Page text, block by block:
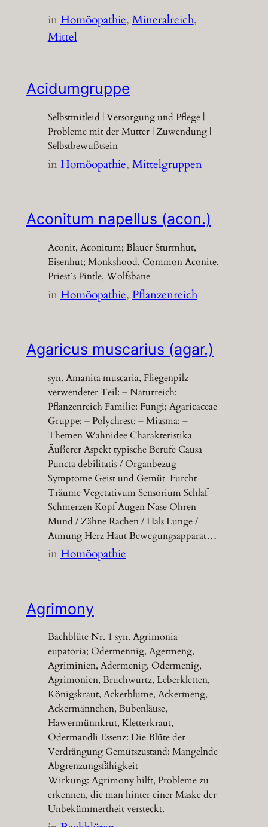
inHomöopathie, Mineralreich
Mittel
Acidumgruppe
Selbstmitleid | Versorgung und Pflege |
Probleme mit der Mutter | Zuwendung |
Selbstbewußtsein
inHomöopathie, Mittelgruppen
Aconitum napellus (acon.)
Aconit, Aconitum; Blauer Sturmhut,
Eisenhut; Monkshood, Common Aconite,
Priest´s Pintle, Wolfsbane
inHomöopathie, Pflanzenreich
Agaricus muscarius (agar.)
syn. Amanita muscaria, Fliegenpilz
verwendeter Teil: – Naturreich:
Pflanzenreich Familie: Fungi; Agaricaceae
Gruppe: – Polychrest: – Miasma: –
Themen Wahnidee Charakteristika
Äußerer Aspekt typische Berufe Causa
Puncta debilitatis / Organbezug
Symptome Geist und Gemüt Furcht
Träume Vegetativum Sensorium Schlaf
Schmerzen Kopf Augen Nase Ohren
Mund / Zähne Rachen / Hals Lunge /
Atmung Herz Haut Bewegungsapparat…
inHomöopathie
Agrimony
Bachblüte Nr. 1 syn. Agrimonia
eupatoria; Odermennig, Agermeng,
Agriminien, Adermenig, Odermenig,
Agrimonien, Bruchwurtz, Leberkletten,
Königskraut, Ackerblume, Ackermeng,
Ackermännchen, Bubenläuse,
Hawermünnkrut, Kletterkraut,
Odermandli Essenz: Die Blüte der
Verdrängung Gemütszustand: Mangelnde
Abgrenzungsfähigkeit
Wirkung: Agrimony hilft, Probleme zu
erkennen, die man hinter einer Maske der
Unbekümmertheit versteckt.